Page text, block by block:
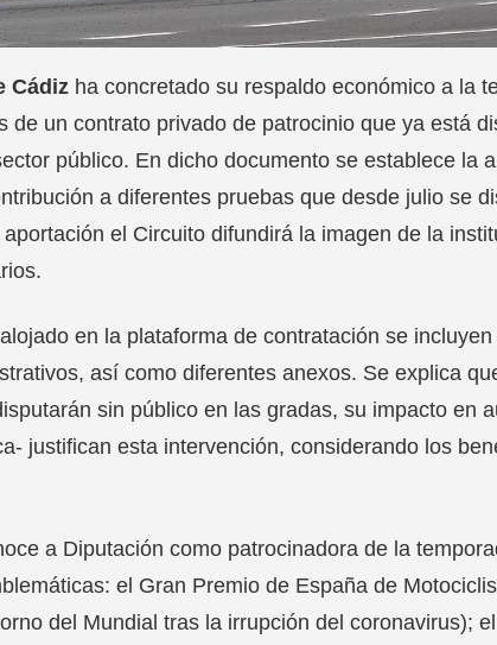
Cádiz ha concretado su respaldo económico a la
de un contrato privado de patrocinio que ya está
público. En dicho documento se establece la
a diferentes pruebas que desde julio se
el Circuito difundirá la imagen de la
en la plataforma de contratación se
así como diferentes anexos. Se explica
sin público en las gradas, su impacto en
justifican esta intervención, considerando los
a Diputación como patrocinadora de la
el Gran Premio de España de
del Mundial tras la irrupción del coronavirus);